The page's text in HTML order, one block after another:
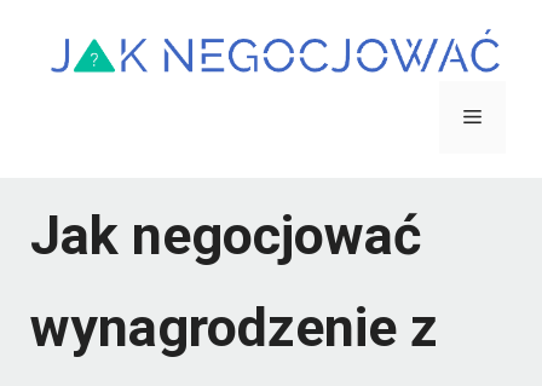
Menu
Jak negocjować
wynagrodzenie z